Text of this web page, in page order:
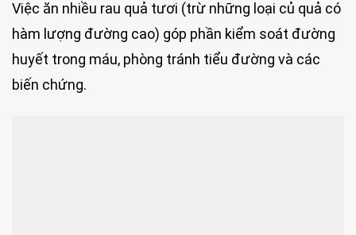
Việc ăn nhiều rau quả tươi (trừ những loại củ quả có
hàm lượng đường cao) góp phần kiểm soát đường
huyết trong máu, phòng tránh tiểu đường và các
biến chứng.